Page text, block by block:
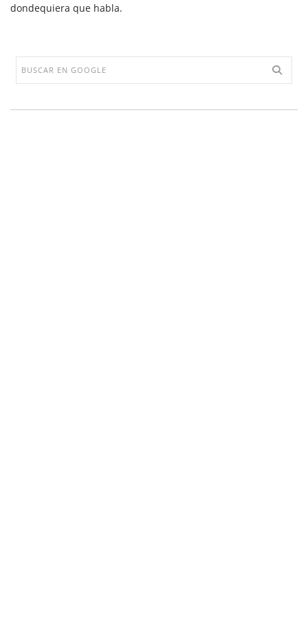
dondequiera que habla.